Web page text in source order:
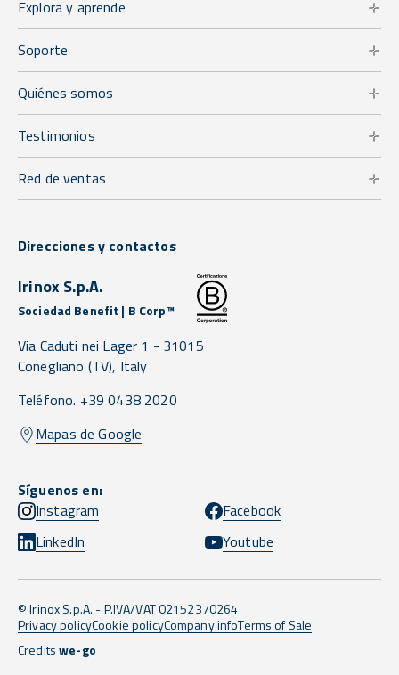
Explora y aprende
Soporte
Quiénes somos
Testimonios
Red de ventas
Direcciones y contactos
Irinox S.p.A.
Sociedad Benefit | B Corp™
Via Caduti nei Lager 1 - 31015
Conegliano (TV), Italy
Teléfono. +39 0438 2020
Mapas de Google
Síguenos en:
Instagram
Facebook
LinkedIn
Youtube
© Irinox S.p.A. - P.IVA/VAT 02152370264
Privacy policyCookie policyCompany infoTerms of Sale
Creditswe-go